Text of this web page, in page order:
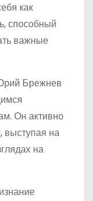
как
способный
важные
Брежнев
Он активно
выступая на
на